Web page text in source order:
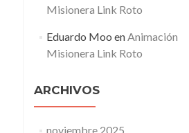
Misionera Link Roto
Eduardo Moo enAnimación
Misionera Link Roto
ARCHIVOS
noviembre 2025